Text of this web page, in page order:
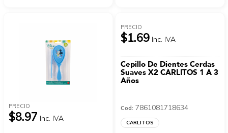
PRECIO
$8.97 Inc. IVA
PRECIO
$1.69 Inc. IVA
Cepillo De Dientes Cerdas
Suaves X2 CARLITOS 1 A 3
Años
Cod: 7861081718634
CARLITOS